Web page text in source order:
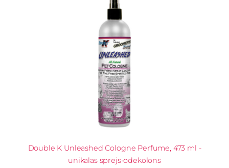
Double K Unleashed Cologne Perfume, 473 ml -
unikālas sprejs-odekolons